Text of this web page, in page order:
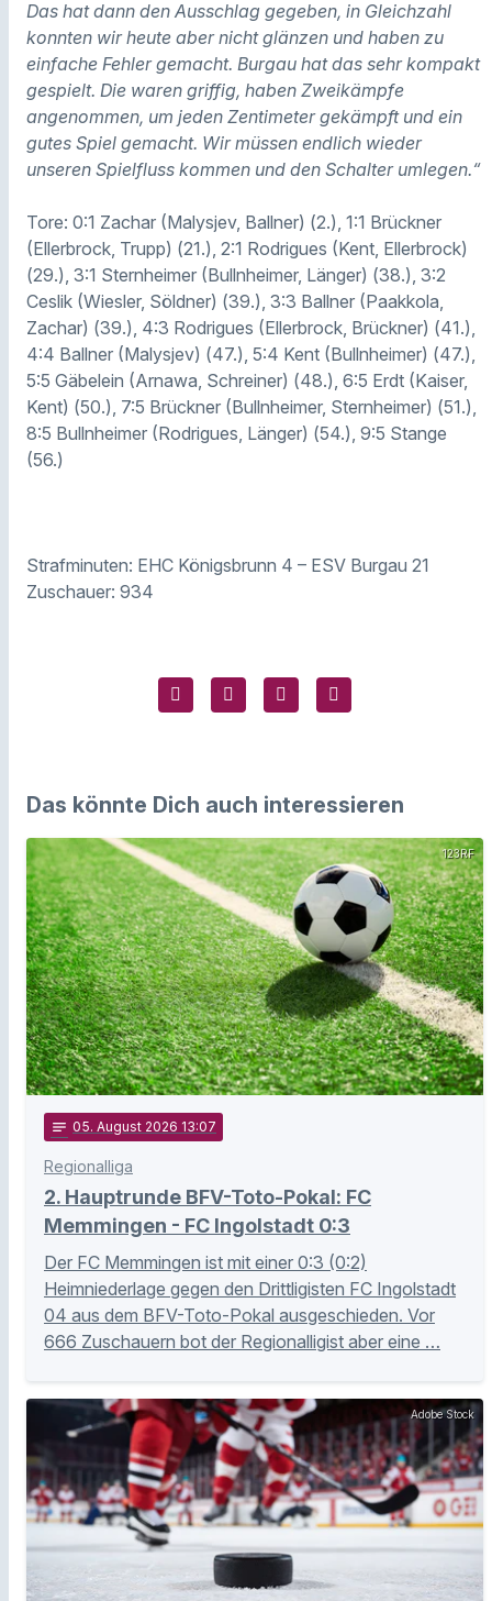
Das hat dann den Ausschlag gegeben, in Gleichzahl
konnten wir heute aber nicht glänzen und haben zu
einfache Fehler gemacht. Burgau hat das sehr kompakt
gespielt. Die waren griffig, haben Zweikämpfe
angenommen, um jeden Zentimeter gekämpft und ein
gutes Spiel gemacht. Wir müssen endlich wieder
unseren Spielfluss kommen und den Schalter umlegen.“
Tore: 0:1 Zachar (Malysjev, Ballner) (2.), 1:1 Brückner
(Ellerbrock, Trupp) (21.), 2:1 Rodrigues (Kent, Ellerbrock)
(29.), 3:1 Sternheimer (Bullnheimer, Länger) (38.), 3:2
Ceslik (Wiesler, Söldner) (39.), 3:3 Ballner (Paakkola,
Zachar) (39.), 4:3 Rodrigues (Ellerbrock, Brückner) (41.),
4:4 Ballner (Malysjev) (47.), 5:4 Kent (Bullnheimer) (47.),
5:5 Gäbelein (Arnawa, Schreiner) (48.), 6:5 Erdt (Kaiser,
Kent) (50.), 7:5 Brückner (Bullnheimer, Sternheimer) (51.),
8:5 Bullnheimer (Rodrigues, Länger) (54.), 9:5 Stange
(56.)
Strafminuten: EHC Königsbrunn 4 – ESV Burgau 21
Zuschauer: 934
Das könnte Dich auch interessieren
123RF
notes 05. August 2026 13:07
Regionalliga
2. Hauptrunde BFV-Toto-Pokal: FC
Memmingen - FC Ingolstadt 0:3
Der FC Memmingen ist mit einer 0:3 (0:2)
Heimniederlage gegen den Drittligisten FC Ingolstadt
04 aus dem BFV-Toto-Pokal ausgeschieden. Vor
666 Zuschauern bot der Regionalligist aber eine …
Adobe Stock